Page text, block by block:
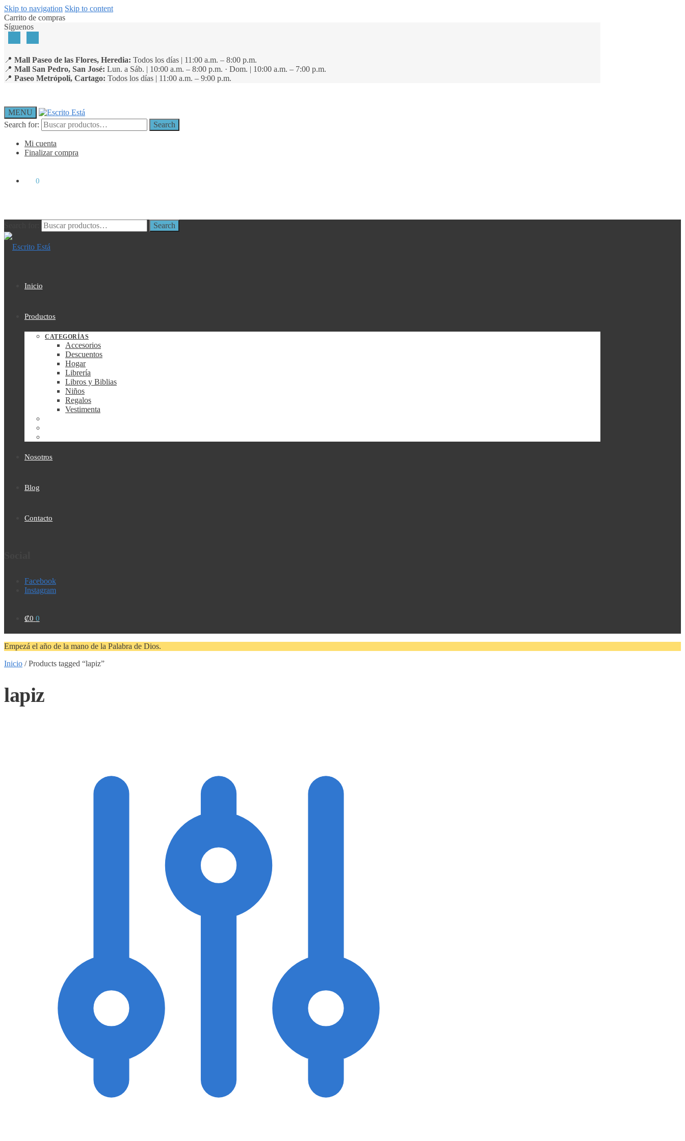
Skip to navigation Skip to content
Carrito de compras
Síguenos
📍 Mall Paseo de las Flores, Heredia: Todos los días | 11:00 a.m. – 8:00 p.m.
📍 Mall San Pedro, San José: Lun. a Sáb. | 10:00 a.m. – 8:00 p.m. · Dom. | 10:00 a.m. – 7:00 p.m.
📍 Paseo Metrópoli, Cartago: Todos los días | 11:00 a.m. – 9:00 p.m.
MENU
Search for:
Search
Mi cuenta
Finalizar compra
0
Search
Inicio
Productos
CATEGORÍAS
Accesorios
Descuentos
Hogar
Librería
Libros y Biblias
Niños
Regalos
Vestimenta
Nosotros
Blog
Contacto
Facebook
Instagram
₡0 0
Empezá el año de la mano de la Palabra de Dios.
Inicio /Products tagged “lapiz”
lapiz